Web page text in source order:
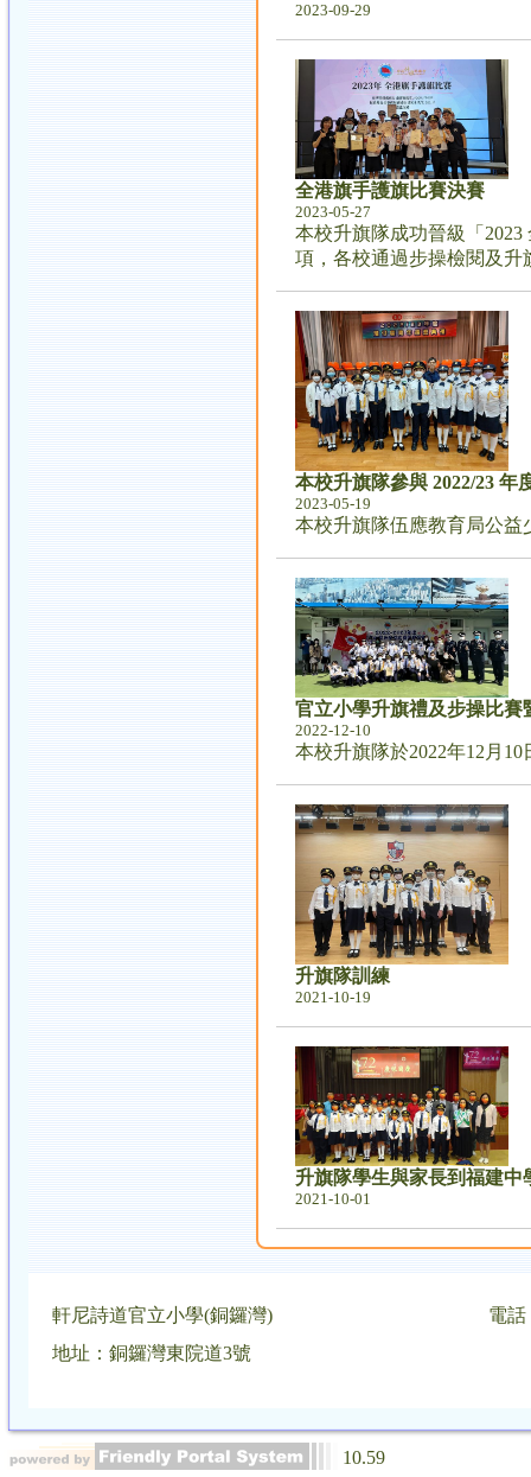
2023-09-29
全港旗手護旗比賽決賽
2023-05-27
本校升旗隊成功晉級「
項，各校通過步操檢閱及
本校升旗隊參與 2022/23 年
2023-05-19
本校升旗隊伍應教育局公益
官立小學升旗禮及步操比賽
2022-12-10
本校升旗隊於2022年12月
升旗隊訓練
2021-10-19
升旗隊學生與家長到福建
2021-10-01
軒尼詩道官立小學(銅鑼灣)
電話
地址：銅鑼灣東院道3號
10.59